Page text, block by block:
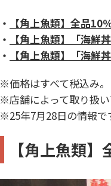
・
【角上魚類】全品10
・
【角上魚類】「海鮮
・
【角上魚類】「海鮮
※価格はすべて税込み。
※店舗によって取り扱い
※25年7月28日の情報で
【角上魚類